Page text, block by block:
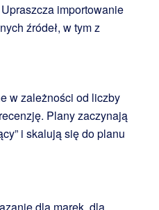
Upraszcza importowanie
źródeł, w tym z
w zależności od liczby
Plany zaczynają
i skalują się do planu
dla marek, dla